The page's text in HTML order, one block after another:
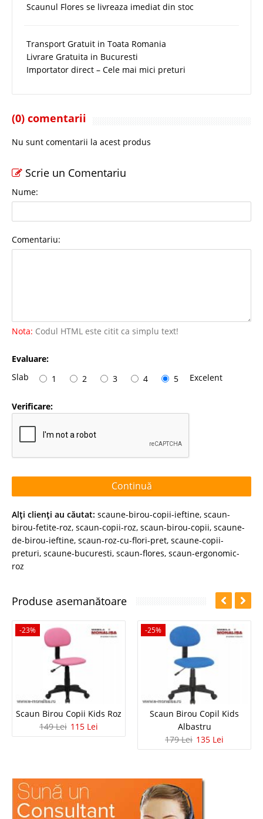
Scaunul Flores se livreaza imediat din stoc
Transport Gratuit in Toata Romania
Livrare Gratuita in Bucuresti
Importator direct – Cele mai mici preturi
(0) comentarii
Nu sunt comentarii la acest produs
Scrie un Comentariu
Nume:
Comentariu:
Nota: Codul HTML este citit ca simplu text!
Evaluare:
Slab
1 2 3 4 5 Excelent
Verificare:
Continuă
Alţi clienţi au căutat: scaune-birou-copii-ieftine, scaun-
birou-fetite-roz, scaun-copii-roz, scaun-birou-copii, scaune-
de-birou-ieftine, scaun-roz-cu-flori-pret, scaune-copii-
preturi, scaune-bucuresti, scaun-flores, scaun-ergonomic-
roz
Produse asemanătoare
-23%
Scaun Birou Copii Kids Roz
149 Lei 115 Lei
-25%
Scaun Birou Copil Kids
Albastru
179 Lei 135 Lei